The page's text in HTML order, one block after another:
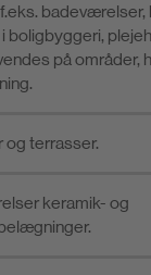
badeværelser,
boligbyggeri,
på områder,
og terrasser.
keramik- og